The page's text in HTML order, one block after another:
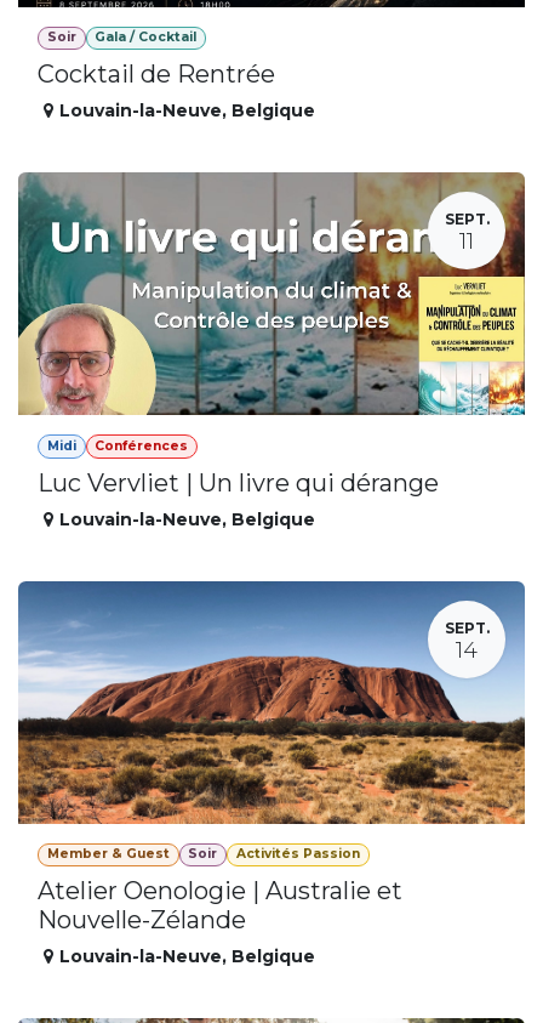
Soir Gala / Cocktail
Cocktail de Rentrée
Louvain-la-Neuve, Belgique
SEPT.
11
Midi Conférences
Luc Vervliet | Un livre qui dérange
Louvain-la-Neuve, Belgique
SEPT.
14
Member & Guest Soir Activités Passion
Atelier Oenologie | Australie et
Nouvelle-Zélande
Louvain-la-Neuve, Belgique